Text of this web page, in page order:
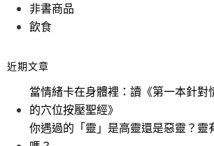
非書商品
飲食
近期文章
當情緒卡在身體裡：讀《第一本針對
的穴位按壓聖經》
你遇過的「靈」是高靈還是惡靈？靈